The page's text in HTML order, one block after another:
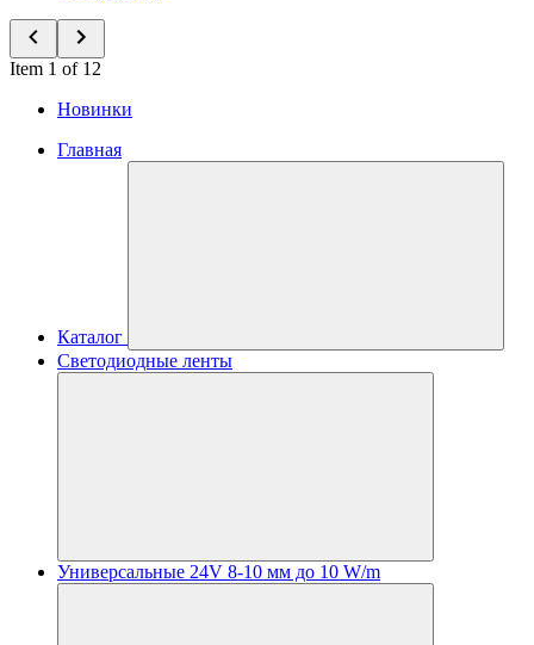
Item 1 of 12
Новинки
Главная
Каталог
Светодиодные ленты
Универсальные 24V 8-10 мм до 10 W/m